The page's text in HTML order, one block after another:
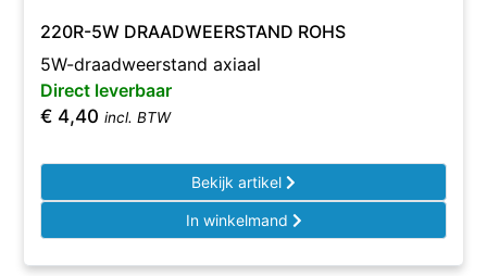
220R-5W DRAADWEERSTAND ROHS
5W-draadweerstand axiaal
Direct leverbaar
€ 4,40 incl. BTW
Bekijk artikel
In winkelmand